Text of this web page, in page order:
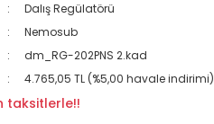
Dalış Regülatörü
Nemosub
dm_RG-202PNS 2.kad
4.765,05 TL (%5,00 havale indirimi)
taksitlerle!!